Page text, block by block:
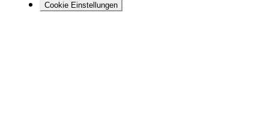
Cookie Einstellungen